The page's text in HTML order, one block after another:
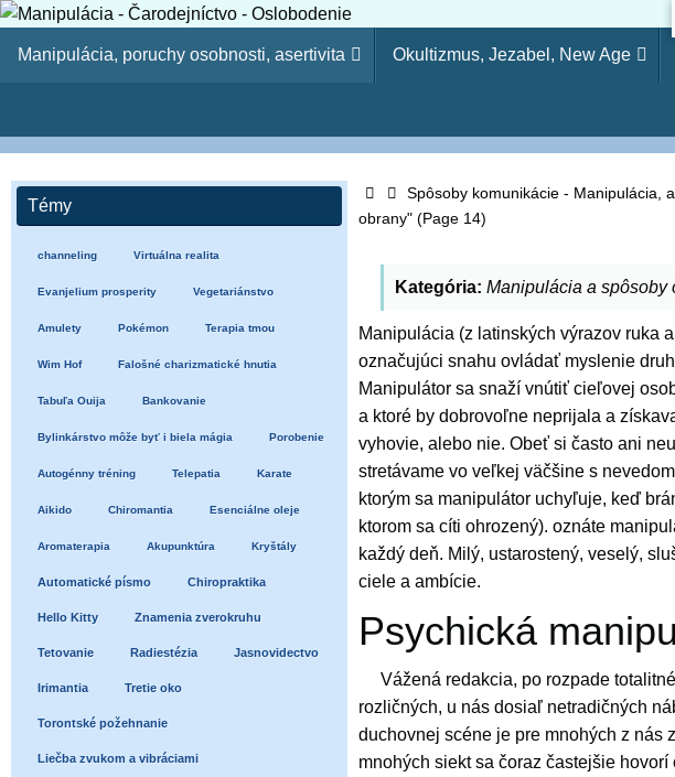
Skip
tvojich synov. (Oz 4:6) Lebo odbojnosť je (ako) hriech čarodejníctva,
15-23)
Manipulácia, poruchy osobnosti, asertivita Okultizmus, Jezabel, New Age
HomeSpôsoby komunikácie - Manipulácia,
obrany" (Page 14)
Kategória: Manipulácia a spôsoby
Manipulácia (z latinských výrazov ruka
označujúci snahu ovládať myslenie
Manipulátor sa snaží vnútiť cieľovej
a ktoré by dobrovoľne neprijala a
vyhovie, alebo nie. Obeť si často ani
stretávame vo veľkej väčšine s
ktorým sa manipulátor uchyľuje, keď
ktorom sa cíti ohrozený). oznáte
každý deň. Milý, ustarostený, veselý,
ciele a ambície.
Psychická
Vážená redakcia, po rozpade
rozličných, u nás dosiaľ netradičných
duchovnej scéne je pre mnohých z nás
mnohých siekt sa čoraz častejšie
Témy
channeling Virtuálna realita
Evanjelium prosperity Vegetariánstvo
Amulety Pokémon Terapia tmou
Wim Hof Falošné charizmatické hnutia
Tabuľa Ouija Bankovanie
Bylinkárstvo môže byť i biela mágia Porobenie
Autogénny tréning Telepatia Karate
Aikido Chiromantia Esenciálne oleje
Aromaterapia Akupunktúra Kryštály
Automatické písmo Chiropraktika
Hello Kitty Znamenia zverokruhu
Tetovanie Radiestézia Jasnovidectvo
Irimantia Tretie oko
Torontské požehnanie
Liečba zvukom a vibráciami